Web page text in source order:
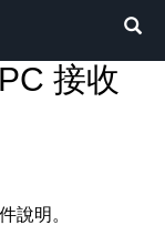
接收
說明。